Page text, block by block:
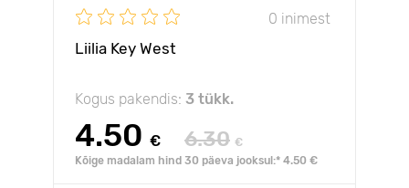
0 inimest
Liilia Key West
Kogus pakendis: 3 tükk.
4.50 € 6.30 €
Kõige madalam hind 30 päeva jooksul:* 4.50 €